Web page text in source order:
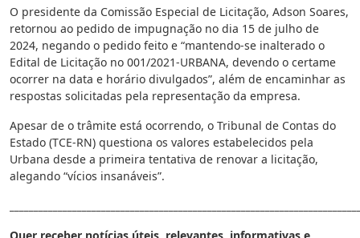
O presidente da Comissão Especial de Licitação, Adson Soares,
retornou ao pedido de impugnação no dia 15 de julho de
2024, negando o pedido feito e “mantendo-se inalterado o
Edital de Licitação no 001/2021-URBANA, devendo o certame
ocorrer na data e horário divulgados”, além de encaminhar as
respostas solicitadas pela representação da empresa.
Apesar de o trâmite está ocorrendo, o Tribunal de Contas do
Estado (TCE-RN) questiona os valores estabelecidos pela
Urbana desde a primeira tentativa de renovar a licitação,
alegando “vícios insanáveis”.
Quer receber notícias úteis, relevantes, informativas e